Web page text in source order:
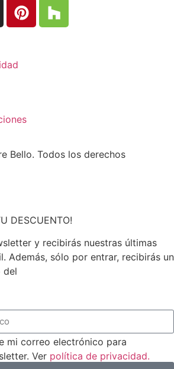
Bello. Todos los derechos
DESCUENTO!
y recibirás nuestras últimas
Además, sólo por entrar, recibirás un
del
mi correo electrónico para
Ver política de privacidad.